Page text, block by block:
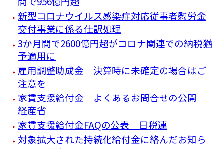
新型コロナウイルス感染症対応従事者慰労金
交付事業に係る仕訳処理
3か月間で2600億円超がコロナ関連での納税猶
予適用に
雇用調整助成金 決算時に未確定の場合はご
注意を
家賃支援給付金 よくあるお問合せの公開
経産省
家賃支援給付金FAQの公表 日税連
対象拡大された持続化給付金に絡んだお知ら